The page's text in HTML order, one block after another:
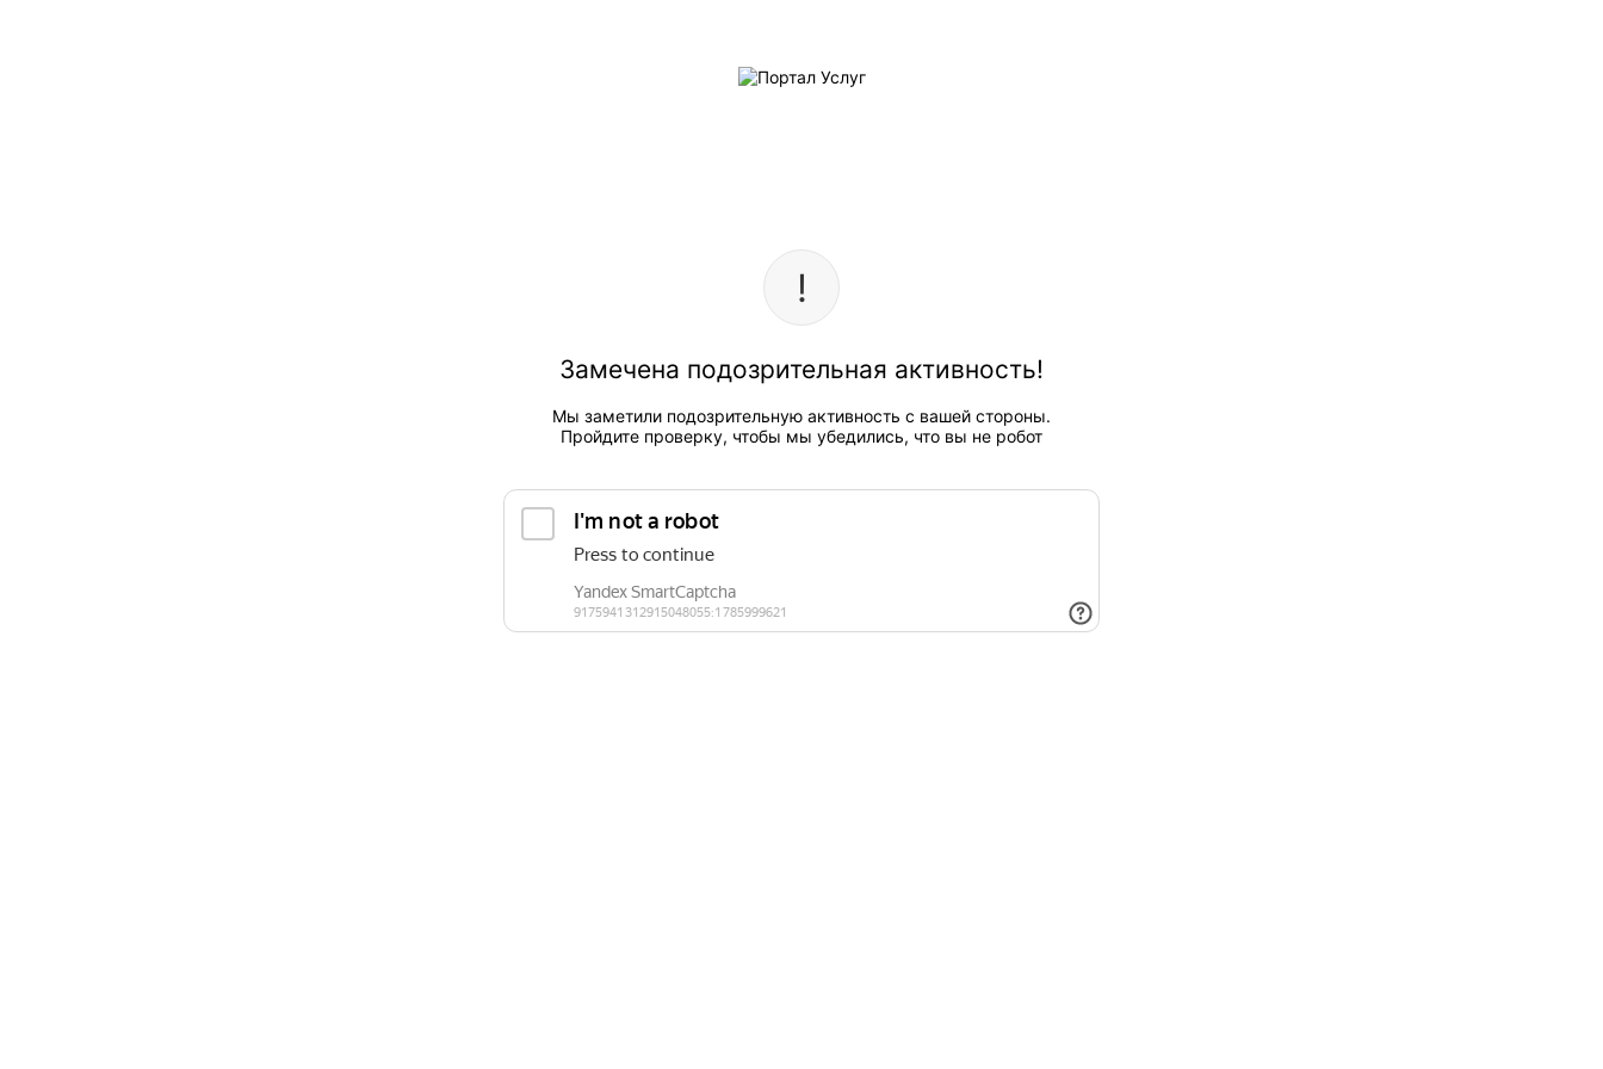
Замечена подозрительная активность!
Мы заметили подозрительную активность с вашей стороны.
Пройдите проверку, чтобы мы убедились, что вы не робот